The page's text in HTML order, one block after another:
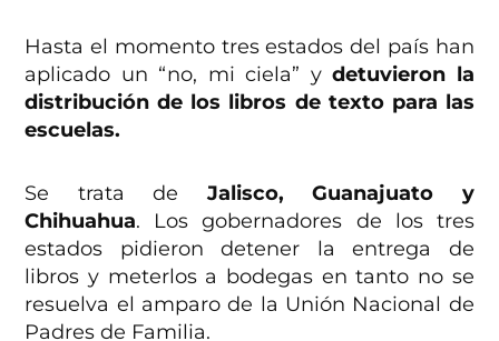
Hasta el momento tres estados del país han
aplicado un “no, mi ciela” ydetuvieron la
distribución de los libros de texto para las
escuelas.
Se trata de Jalisco, Guanajuato y
Chihuahua. Los gobernadores de los tres
estados pidieron detener la entrega de
libros y meterlos a bodegas en tanto no se
resuelva el amparo de la Unión Nacional de
Padres de Familia.